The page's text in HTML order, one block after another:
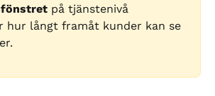
på tjänstenivå
hur långt framåt kunder kan se